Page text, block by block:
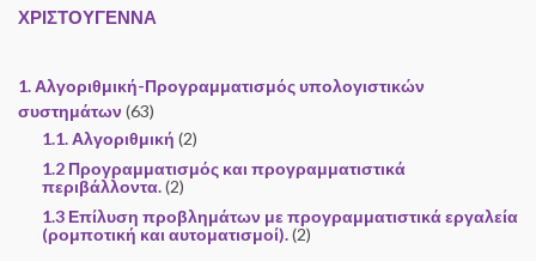
ΧΡΙΣΤΟΥΓΕΝΝΑ
1. Αλγοριθμική-Προγραμματισμός υπολογιστικών
συστημάτων(63)
1.1. Αλγοριθμική (2)
1.2 Προγραμματισμός και προγραμματιστικά
περιβάλλοντα.(2)
1.3 Επίλυση προβλημάτων με προγραμματιστικά εργαλεία
(ρομποτική και αυτοματισμοί).(2)